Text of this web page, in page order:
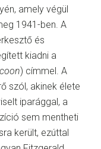
amely végül
1941-ben. A
és
kiadni a
) címmel. A
szól, akinek élete
iparággal, a
sem mentheti
került, ezúttal